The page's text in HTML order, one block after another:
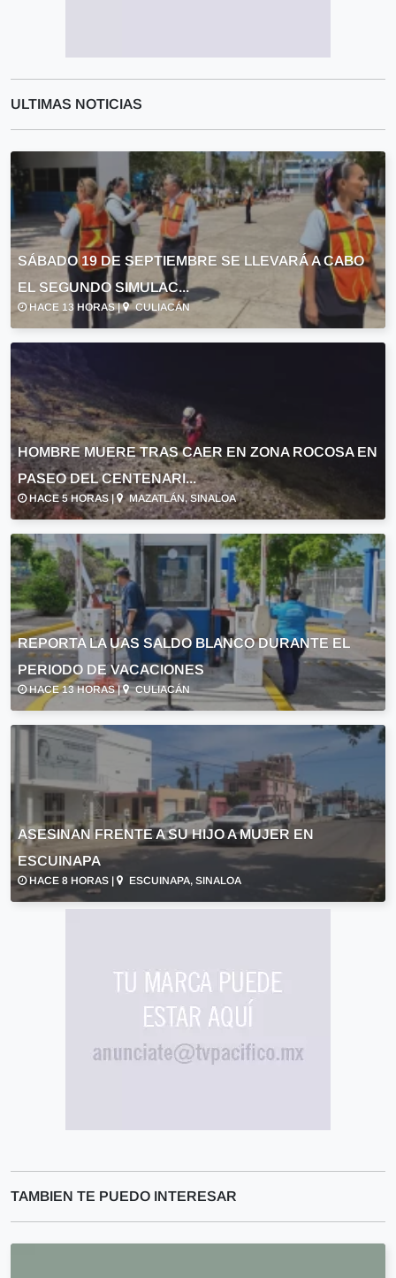
ULTIMAS NOTICIAS
SÁBADO 19 DE SEPTIEMBRE SE LLEVARÁ A CABO
EL SEGUNDO SIMULAC...
HACE 13 HORAS | CULIACÁN
HOMBRE MUERE TRAS CAER EN ZONA ROCOSA EN
PASEO DEL CENTENARI...
HACE 5 HORAS | MAZATLÁN, SINALOA
REPORTA LA UAS SALDO BLANCO DURANTE EL
PERIODO DE VACACIONES
HACE 13 HORAS | CULIACÁN
ASESINAN FRENTE A SU HIJO A MUJER EN
ESCUINAPA
HACE 8 HORAS | ESCUINAPA, SINALOA
TAMBIEN TE PUEDO INTERESAR